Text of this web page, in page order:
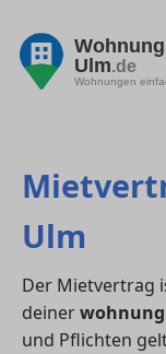
Ulm.de
Wohnungen
Ulm
Der Mietvertrag
deiner
und Pflichten